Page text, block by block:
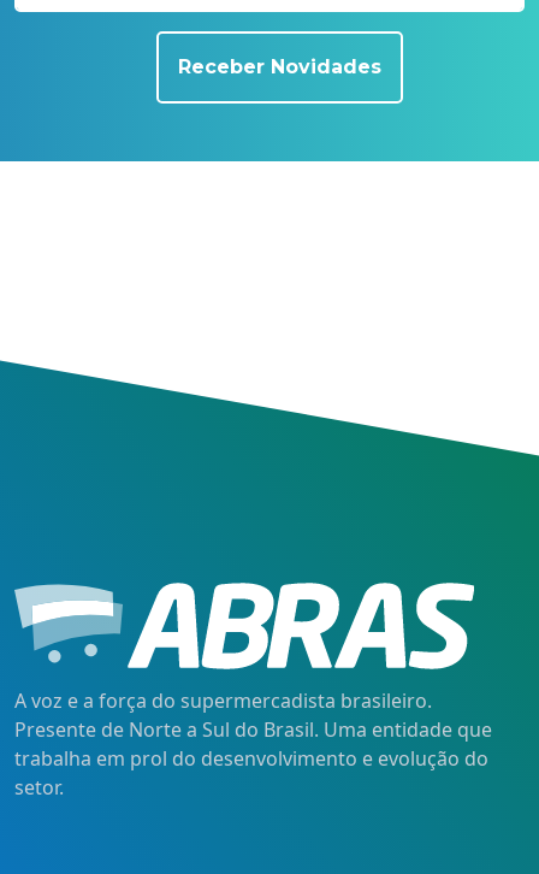
Receber Novidades
A voz e a força do supermercadista brasileiro.
Presente de Norte a Sul do Brasil. Uma entidade que
trabalha em prol do desenvolvimento e evolução do
setor.